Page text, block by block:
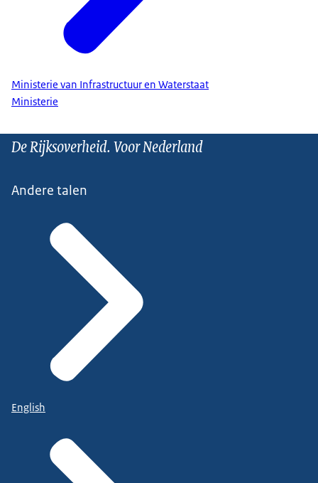
Ministerie van Infrastructuur en Waterstaat
Ministerie
De Rijksoverheid. Voor Nederland
Andere talen
English